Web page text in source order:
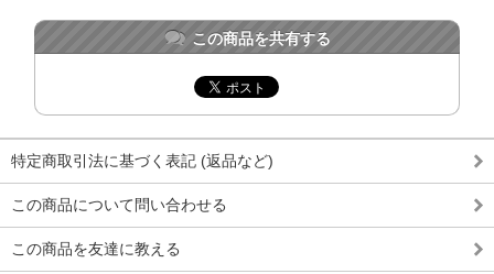
この商品を共有する
特定商取引法に基づく表記 (返品など)
この商品について問い合わせる
この商品を友達に教える